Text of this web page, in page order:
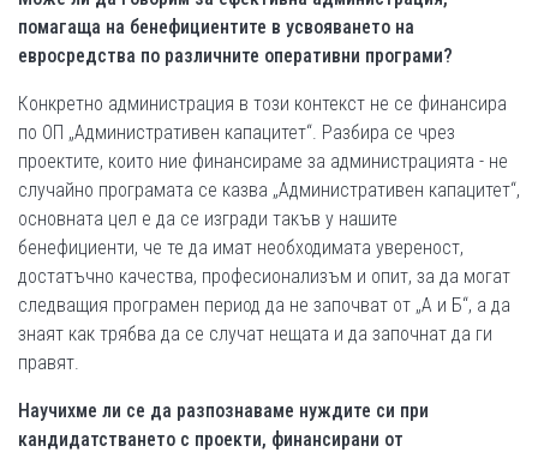
помагаща на бенефициентите в усвояването на
евросредства по различните оперативни програми?
Конкретно администрация в този контекст не се финансира
по ОП „Административен капацитет“. Разбира се чрез
проектите, които ние финансираме за администрацията - не
случайно програмата се казва „Административен капацитет“,
основната цел е да се изгради такъв у нашите
бенефициенти, че те да имат необходимата увереност,
достатъчно качества, професионализъм и опит, за да могат
следващия програмен период да не започват от „А и Б“, а да
знаят как трябва да се случат нещата и да започнат да ги
правят.
Научихме ли се да разпознаваме нуждите си при
кандидатстването с проекти, финансирани от